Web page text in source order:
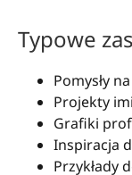
Typowe
Pomysły
Projekty
Grafiki
Inspiracja
Przykłady